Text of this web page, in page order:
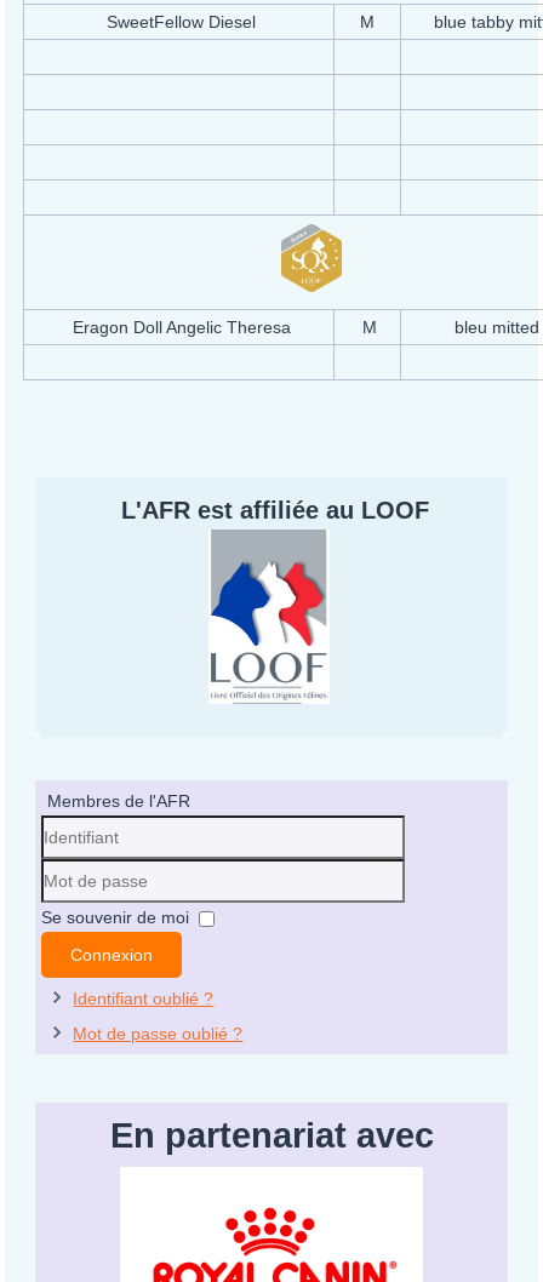
SweetFellow Diesel M blue tabby
Eragon Doll Angelic Theresa M bleu
L'AFR est affiliée au LOOF
Membres de l'AFR
Identifiant
Mot
passe
Se souvenir de moi
Connexion
Identifiant oublié ?
Mot de passe oublié ?
En partenariat avec